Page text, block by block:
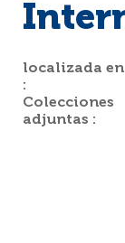
localizada en
:
Colecciones
adjuntas :